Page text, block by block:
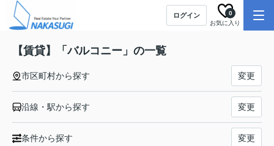
ログイン
お気に入り
0
【賃貸】「バルコニー」の一覧
市区町村から探す 変更
沿線・駅から探す 変更
条件から探す 変更